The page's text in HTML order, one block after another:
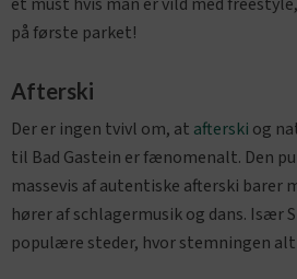
på første parket!
Afterski
Der er ingen tvivl om, at afterski og
til Bad Gastein er fænomenalt. Den
massevis af autentiske afterski barer
hører af schlagermusik og dans. Især
populære steder, hvor stemningen